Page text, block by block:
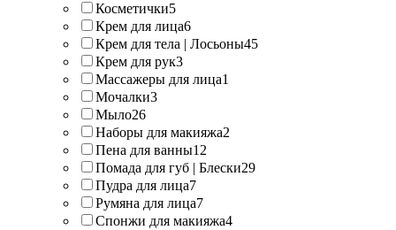
Косметички5
Крем для лица6
Крем для тела | Лосьоны45
Крем для рук3
Массажеры для лица1
Мочалки3
Мыло26
Наборы для макияжа2
Пена для ванны12
Помада для губ | Блески29
Пудра для лица7
Румяна для лица7
Спонжи для макияжа4